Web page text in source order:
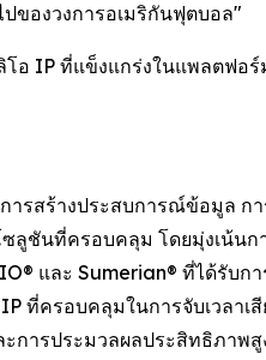
ของวงการอเมริกันฟุตบอล"
IP ที่แข็งแกร่งในแพลตฟอ
รสร้างประสบการณ์ข้อมูล ก
ลูชันที่ครอบคลุม โดยมุ่งเน้น
และ Sumerian® ที่ได้รั
ที่ครอบคลุมในการจับเวล
การประมวลผลประสิทธิภาพ